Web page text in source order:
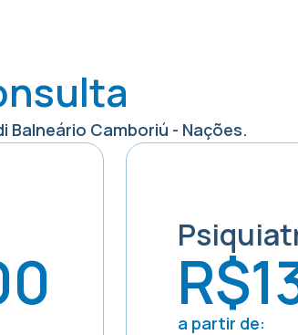
Balneário Camboriú - Nações.
a partir de: